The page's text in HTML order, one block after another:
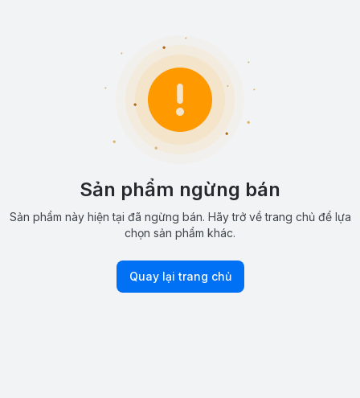
Sản phẩm ngừng bán
Sản phẩm này hiện tại đã ngừng bán. Hãy trở về trang chủ để lựa
chọn sản phẩm khác.
Quay lại trang chủ